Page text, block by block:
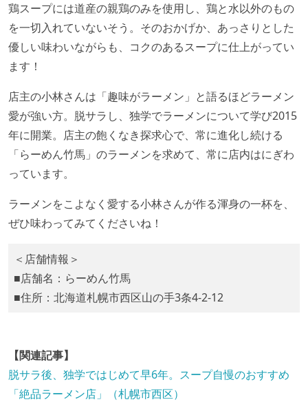
鶏スープには道産の親鶏のみを使用し、鶏と水以外のもの
を一切入れていないそう。そのおかげか、あっさりとした
優しい味わいながらも、コクのあるスープに仕上がってい
ます！
店主の小林さんは「趣味がラーメン」と語るほどラーメン
愛が強い方。脱サラし、独学でラーメンについて学び2015
年に開業。店主の飽くなき探求心で、常に進化し続ける
「らーめん竹馬」のラーメンを求めて、常に店内はにぎわ
っています。
ラーメンをこよなく愛する小林さんが作る渾身の一杯を、
ぜひ味わってみてくださいね！
＜店舗情報＞
■店舗名：らーめん竹馬
■住所：北海道札幌市西区山の手3条4-2-12
【関連記事】
脱サラ後、独学ではじめて早6年。スープ自慢のおすすめ
「絶品ラーメン店」（札幌市西区）